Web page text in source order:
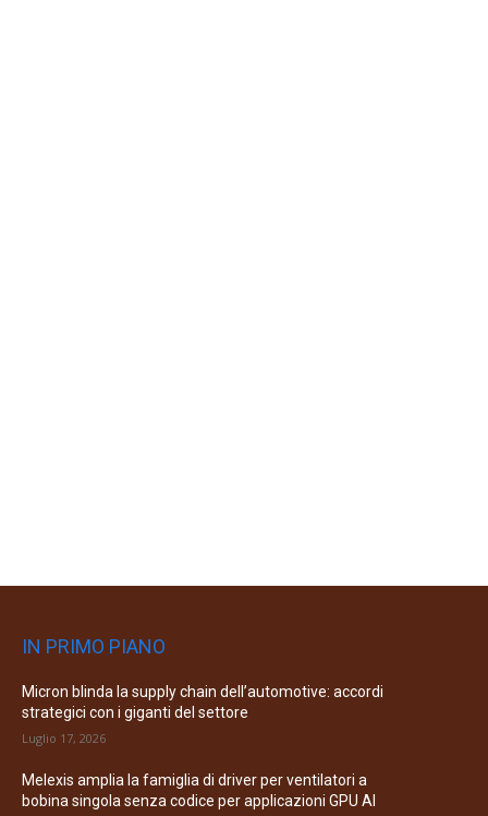
IN PRIMO PIANO
Micron blinda la supply chain dell’automotive: accordi
strategici con i giganti del settore
Luglio 17, 2026
Melexis amplia la famiglia di driver per ventilatori a
bobina singola senza codice per applicazioni GPU AI